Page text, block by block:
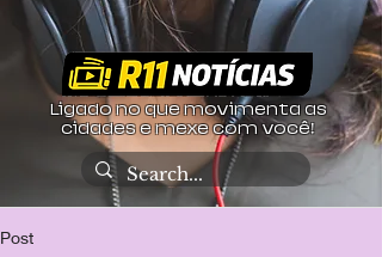
Ligado no que movimenta as
cidades e mexe com você!
Post